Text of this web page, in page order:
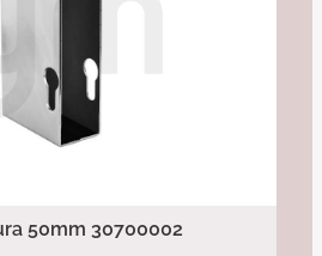
50mm 30700002